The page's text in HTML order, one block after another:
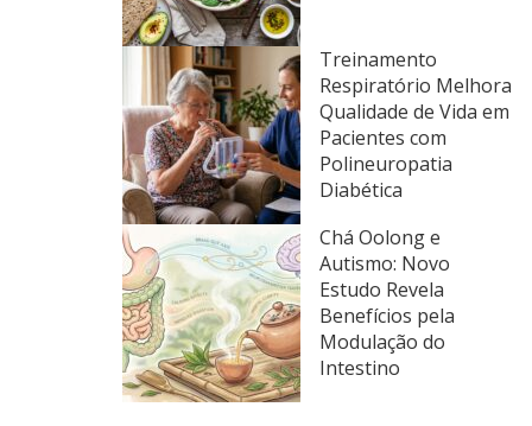
Treinamento
Respiratório Melhora
Qualidade de Vida em
Pacientes com
Polineuropatia
Diabética
Chá Oolong e
Autismo: Novo
Estudo Revela
Benefícios pela
Modulação do
Intestino